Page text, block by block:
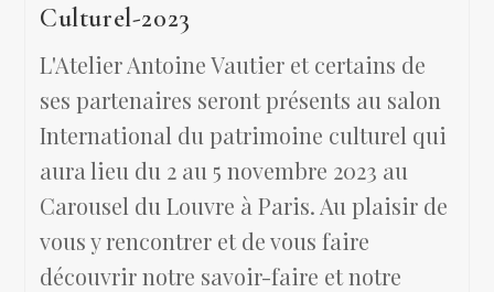
Culturel-2023
L'Atelier Antoine Vautier et certains de
ses partenaires seront présents au salon
International du patrimoine culturel qui
aura lieu du 2 au 5 novembre 2023 au
Carousel du Louvre à Paris. Au plaisir de
vous y rencontrer et de vous faire
découvrir notre savoir-faire et notre